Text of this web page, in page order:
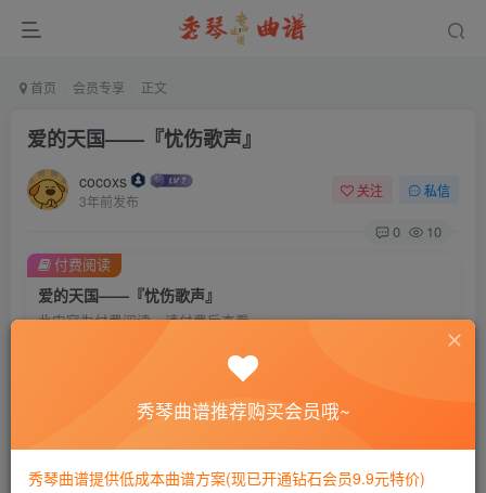
首页 会员专享 正文
爱的天国——『忧伤歌声』
cocoxs
3年前发布
关注 私信
0 10
爱的天国——『忧伤歌声』
此内容为付费阅读，请付费后查看
会员专属资源
黄金会员免费 钻石会员
开通会员
付费阅读
秀琴曲谱推荐购买会员哦~
秀琴曲谱提供低成本曲谱方案(现已开通钻石会员9.9元特价)